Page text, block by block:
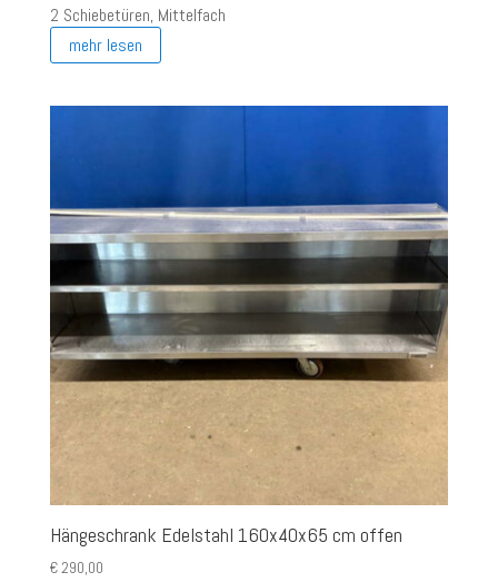
2 Schiebetüren, Mittelfach
mehr lesen
Hängeschrank Edelstahl 160x40x65 cm offen
€290,00